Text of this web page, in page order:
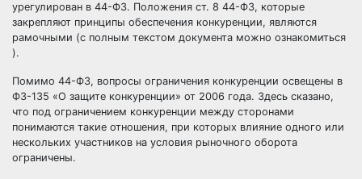
урегулирован в 44-ФЗ. Положения ст. 8 44-ФЗ, которые
закрепляют принципы обеспечения конкуренции, являются
рамочными (с полным текстом документа можно ознакомиться
).
Помимо 44-ФЗ, вопросы ограничения конкуренции освещены в
ФЗ-135 «О защите конкуренции» от 2006 года. Здесь сказано,
что под ограничением конкуренции между сторонами
понимаются такие отношения, при которых влияние одного или
нескольких участников на условия рыночного оборота
ограничены.